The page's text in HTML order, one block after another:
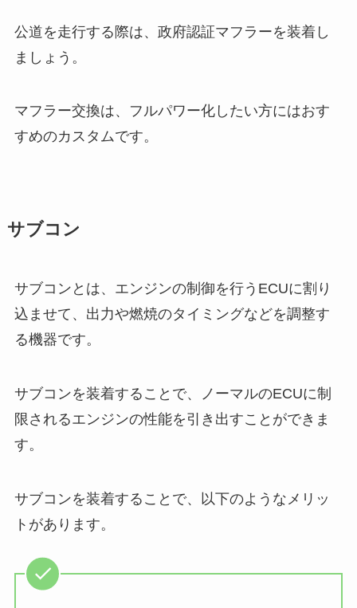
公道を走行する際は、政府認証マフラーを装着し
ましょう。
マフラー交換は、フルパワー化したい方にはおす
すめのカスタムです。
サブコン
サブコンとは、エンジンの制御を行うECUに割り
込ませて、出力や燃焼のタイミングなどを調整す
る機器です。
サブコンを装着することで、ノーマルのECUに制
限されるエンジンの性能を引き出すことができま
す。
サブコンを装着することで、以下のようなメリッ
トがあります。